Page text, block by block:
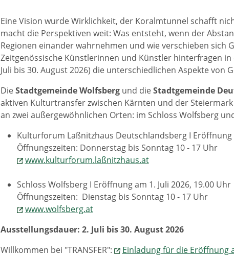
Eine Vision wurde Wirklichkeit, der Koralmtunnel schafft
macht die Perspektiven weit: Was entsteht, wenn der
Regionen einander wahrnehmen und wie verschieben sich
Zeitgenössische Künstlerinnen und Künstler hinterfragen in
Juli bis 30. August 2026) die unterschiedlichen Aspekte von
DieStadtgemeinde Wolfsbergund dieStadtgemeinde
aktiven Kulturtransfer zwischen Kärnten und der
an zwei außergewöhnlichen Orten: im Schloss Wolfsberg
Kulturforum Laßnitzhaus Deutschlandsberg I Eröffnung
Öffnungszeiten: Donnerstag bis Sonntag 10 - 17 Uhr
www.kulturforum.laßnitzhaus.at
Schloss Wolfsberg I Eröffnung am 1. Juli 2026, 19.00 Uhr
Öffnungszeiten: Dienstag bis Sonntag 10 - 17 Uhr
www.wolfsberg.at
Ausstellungsdauer: 2. Juli bis 30. August 2026
Willkommen bei "TRANSFER":
Einladung für die Eröffnung